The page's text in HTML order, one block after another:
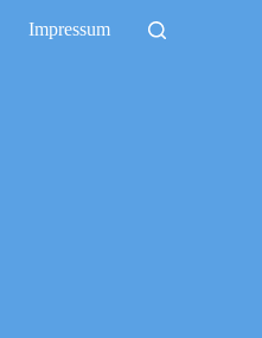
Impressum